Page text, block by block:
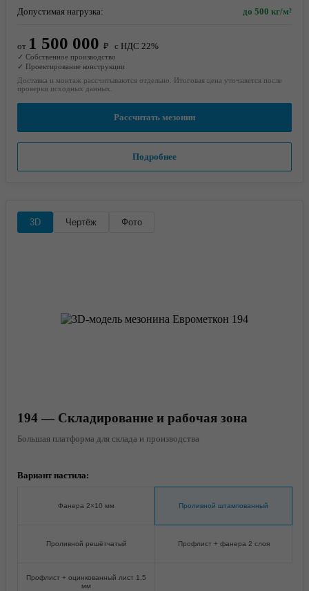
Допустимая нагрузка: до 500 кг/м²
от 1 500 000 ₽ с НДС 22%
✓ Собственное производство
✓ Проектирование конструкции
Доставка и монтаж рассчитываются отдельно. Итоговая цена уточняется после
проверки исходных данных.
Рассчитать мезонин
Подробнее
3D Чертёж Фото
194 — Складирование и рабочая зона
Большая платформа для склада и производства
Вариант настила:
Фанера 2×10 мм Проливной штампованный
Проливной решётчатый Профлист + фанера 2 слоя
Профлист + оцинкованный лист 1,5
мм